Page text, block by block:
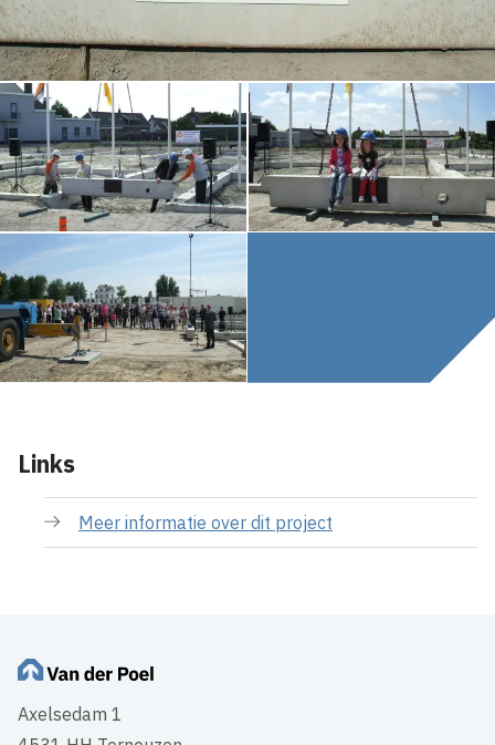
Links
Meer informatie over dit project
Axelsedam 1